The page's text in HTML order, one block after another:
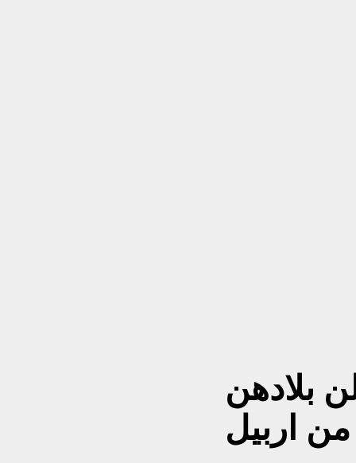
بلادهن
اربيل